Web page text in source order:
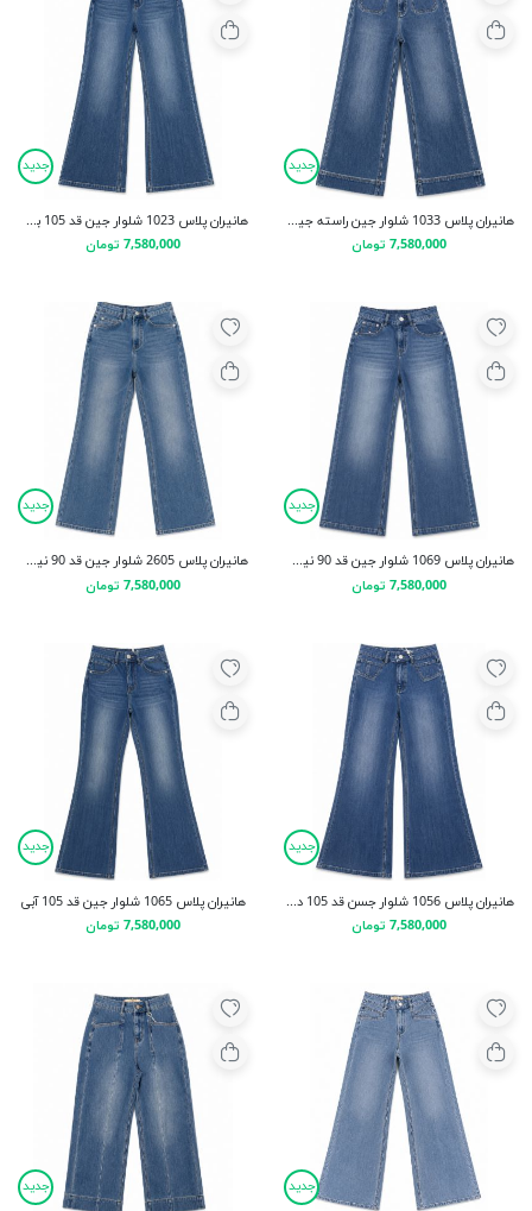
جدید
هانیران پلاس 1033 شلوار جین راسته جیب مربع آبی روشن
7,580,000 تومان
جدید
هانيران پلاس 1023 شلوار جین قد 105 بگ آبی تیره
7,580,000 تومان
جدید
هانیران پلاس 1069 شلوار جین قد 90 نیم بگ آبی
7,580,000 تومان
جدید
هانیران پلاس 2605 شلوار جین قد 90 نیم بگ آبی روشن
7,580,000 تومان
جدید
هانيران پلاس 1056 شلوار جسن قد 105 دمپا جیب کوچک آبی روشن
7,580,000 تومان
جدید
هانیران پلاس 1065 شلوار جین قد 105 آبی
7,580,000 تومان
جدید جدید